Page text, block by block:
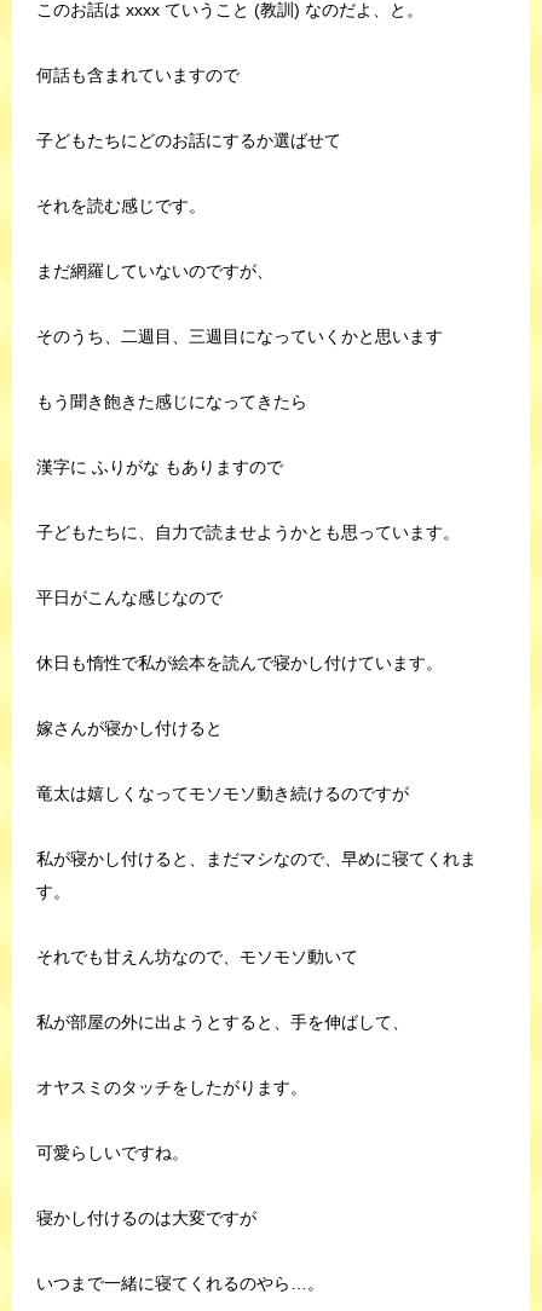
このお話は xxxx ていうこと (教訓) なのだよ、と。
何話も含まれていますので
子どもたちにどのお話にするか選ばせて
それを読む感じです。
まだ網羅していないのですが、
そのうち、二週目、三週目になっていくかと思います
もう聞き飽きた感じになってきたら
漢字に ふりがな もありますので
子どもたちに、自力で読ませようかとも思っています。
平日がこんな感じなので
休日も惰性で私が絵本を読んで寝かし付けています。
嫁さんが寝かし付けると
竜太は嬉しくなってモソモソ動き続けるのですが
私が寝かし付けると、まだマシなので、早めに寝てくれま
す。
それでも甘えん坊なので、モソモソ動いて
私が部屋の外に出ようとすると、手を伸ばして、
オヤスミのタッチをしたがります。
可愛らしいですね。
寝かし付けるのは大変ですが
いつまで一緒に寝てくれるのやら…。